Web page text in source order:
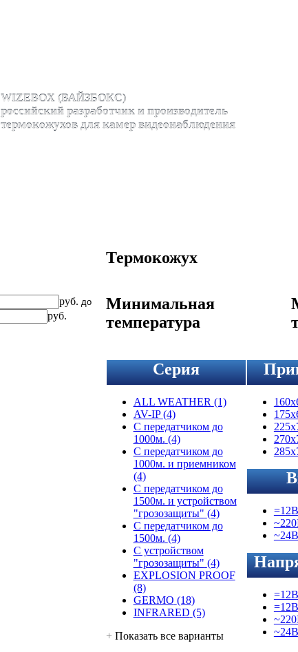
WIZEBOX (ВАЙЗБОКС)
российский разработчик и производитель
термокожухов для камер видеонаблюдения
руб. до
руб.
Термокожух
Минимальная
температура
Серия
термокожуха
ALL WEATHER (1)
AV-IP (4)
C передатчиком до
1000м. (4)
C передатчиком до
1000м. и приемником
(4)
C передатчиком до
1500м. и устройством
"грозозащиты" (4)
C передатчиком до
1500м. (4)
C устройством
"грозозащиты" (4)
EXPLOSION PROOF
(8)
GERMO (18)
INFRARED (5)
+ Показать все варианты
=12В
~24В
=12В
=12В
~24В